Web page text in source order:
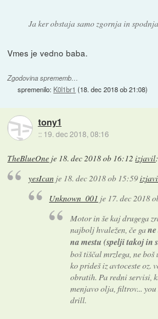
Ja ker obstaja samo zgornja in
Vmes je vedno baba.
Zgodovina sprememb…
spremenilo: K0l1br1 (18. dec 2018 ob 21:08)
tony1
:: 19. dec 2018, 08:16
TheBlueOne je 18. dec 2018 ob 16:12 izjavil:
yesIcanje 18. dec 2018 ob 15:59
Unknown_001 je 17. dec 2018
Motor in še kaj drugega
najbolj hvaležen, če ga
na mestu (spelji takoj in
boš tiščal mrzlega, ne
ko prideš iz avtoceste oz.
obratih. Pa redni servisi,
menjavo olja, filtrov... you
drill.